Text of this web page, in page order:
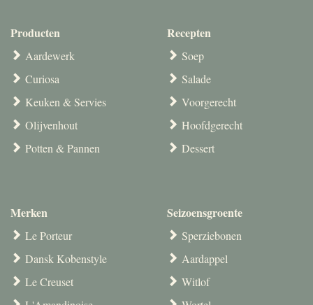
Producten
Aardewerk
Curiosa
Keuken & Servies
Olijvenhout
Potten & Pannen
Merken
Le Porteur
Dansk Kobenstyle
Le Creuset
Recepten
Soep
Salade
Voorgerecht
Hoofdgerecht
Dessert
Seizoensgroente
Sperziebonen
Aardappel
Witlof